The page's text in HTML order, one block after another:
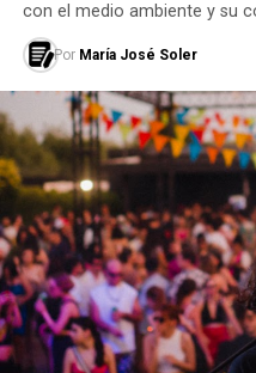
con el medio ambiente y su
Por María José Soler